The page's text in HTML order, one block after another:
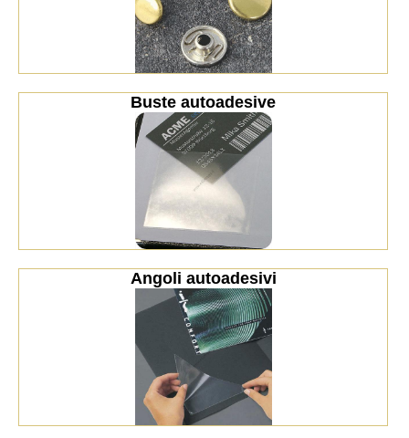
Buste autoadesive
Angoli autoadesivi